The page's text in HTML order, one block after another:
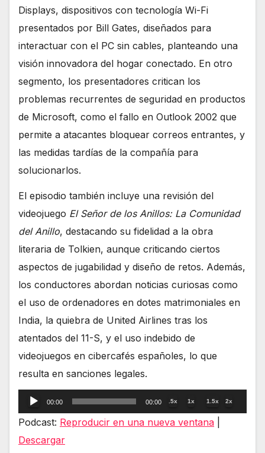
Displays, dispositivos con tecnología Wi-Fi
presentados por Bill Gates, diseñados para
interactuar con el PC sin cables, planteando una
visión innovadora del hogar conectado. En otro
segmento, los presentadores critican los
problemas recurrentes de seguridad en productos
de Microsoft, como el fallo en Outlook 2002 que
permite a atacantes bloquear correos entrantes, y
las medidas tardías de la compañía para
solucionarlos.
El episodio también incluye una revisión del
videojuego El Señor de los Anillos: La Comunidad
del Anillo, destacando su fidelidad a la obra
literaria de Tolkien, aunque criticando ciertos
aspectos de jugabilidad y diseño de retos. Además,
los conductores abordan noticias curiosas como
el uso de ordenadores en dotes matrimoniales en
India, la quiebra de United Airlines tras los
atentados del 11-S, y el uso indebido de
videojuegos en cibercafés españoles, lo que
resulta en sanciones legales.
Reproductor
de
audio
00:00 00:00 .5x 1x 1.5x 2x
Podcast: Reproducir en una nueva ventana
Descargar